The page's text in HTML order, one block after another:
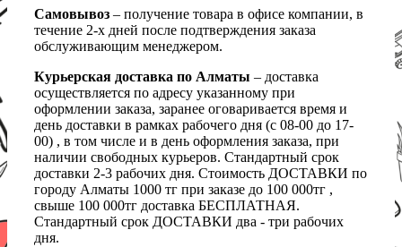
Самовывоз – получение товара в офисе компании, в
течение 2-х дней после подтверждения заказа
обслуживающим менеджером.
Курьерская доставка по Алматы – доставка
осуществляется по адресу указанному при
оформлении заказа, заранее оговаривается время и
день доставки в рамках рабочего дня (с 08-00 до 17-
00) , в том числе и в день оформления заказа, при
наличии свободных курьеров. Стандартный срок
доставки 2-3 рабочих дня. Стоимость ДОСТАВКИ по
городу Алматы 1000 тг при заказе до 100 000тг ,
свыше 100 000тг доставка БЕСПЛАТНАЯ.
Стандартный срок ДОСТАВКИ два - три рабочих
дня.